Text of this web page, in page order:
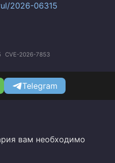
2026-06315
CVE-2026-7853
Telegram
вам необходимо